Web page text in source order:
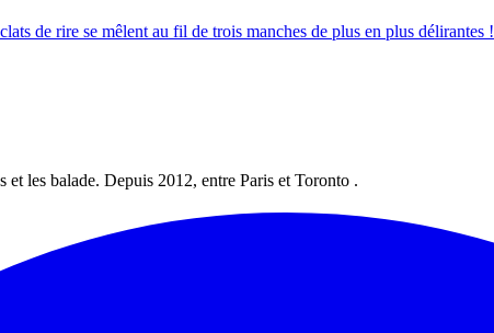
de rire se mêlent au fil de trois manches de plus en plus délirantes !
les balade. Depuis 2012, entre Paris et Toronto .